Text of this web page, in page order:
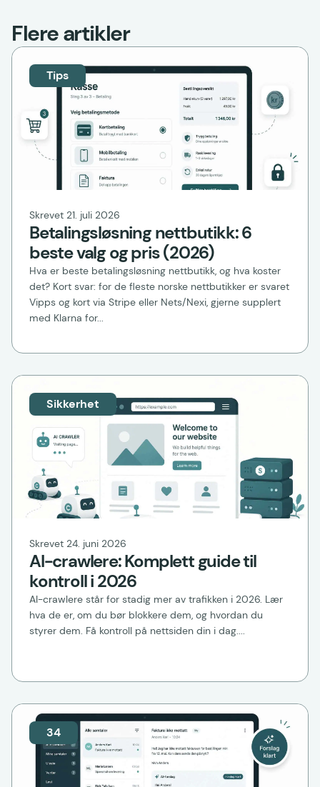
Flere artikler
Tips
Skrevet 21. juli 2026
Betalingsløsning nettbutikk: 6
beste valg og pris (2026)
Hva er beste betalingsløsning nettbutikk, og hva koster
det? Kort svar: for de fleste norske nettbutikker er svaret
Vipps og kort via Stripe eller Nets/Nexi, gjerne supplert
med Klarna for...
Sikkerhet
Skrevet 24. juni 2026
AI-crawlere: Komplett guide til
kontroll i 2026
AI-crawlere står for stadig mer av trafikken i 2026. Lær
hva de er, om du bør blokkere dem, og hvordan du
styrer dem. Få kontroll på nettsiden din i dag....
34